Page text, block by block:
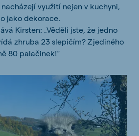
využití nejen v kuchyni,
jako dekorace.
Kirsten: „Věděli jste, že jedno
zhruba 23 slepičím? Z jediného
80 palačinek!“